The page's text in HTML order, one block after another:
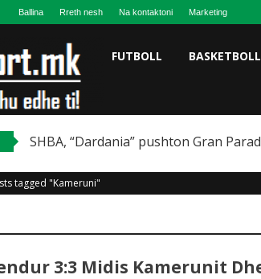
Ballina Rreth nesh Na kontaktoni Marketing
FUTBOLL BASKETBOLL
SHBA, “Dardania” pushton Gran
tagged "Kameruni"
3:3 Midis Kamerunit